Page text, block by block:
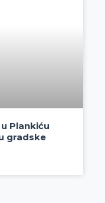
Plankiću
gradske